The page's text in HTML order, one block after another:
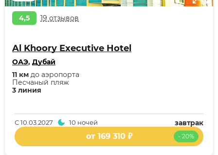
4,5 19 отзывов
Al Khoory Executive Hotel
ОАЭ, Дубай
3 линия
Песчаный пляж
11 км до аэропорта
завтрак
С10.03.2027 10 ночей
- 20%
от 169 310 ₽